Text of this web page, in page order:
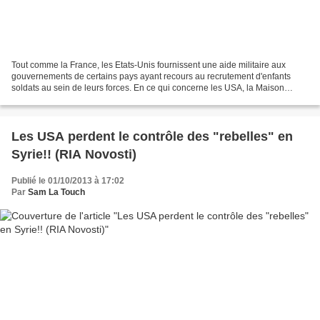
Tout comme la France, les Etats-Unis fournissent une aide militaire aux
gouvernements de certains pays ayant recours au recrutement d'enfants
soldats au sein de leurs forces. En ce qui concerne les USA, la Maison
Les USA perdent le contrôle des "rebelles" en
Syrie!! (RIA Novosti)
Publié le 01/10/2013 à 17:02
Par Sam La Touch